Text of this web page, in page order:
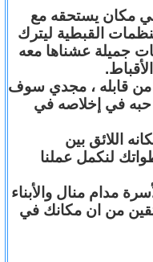
مكان يستحقه مع
القبطية ليترك
جميلة عشناها معه
من قابله ، مجدي سوف
في إخلاصه في
اللائق بين
لنكمل عملنا
مدام منال والأبناء
من ان مكانك في